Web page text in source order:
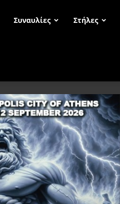
Συναυλίες Στήλες